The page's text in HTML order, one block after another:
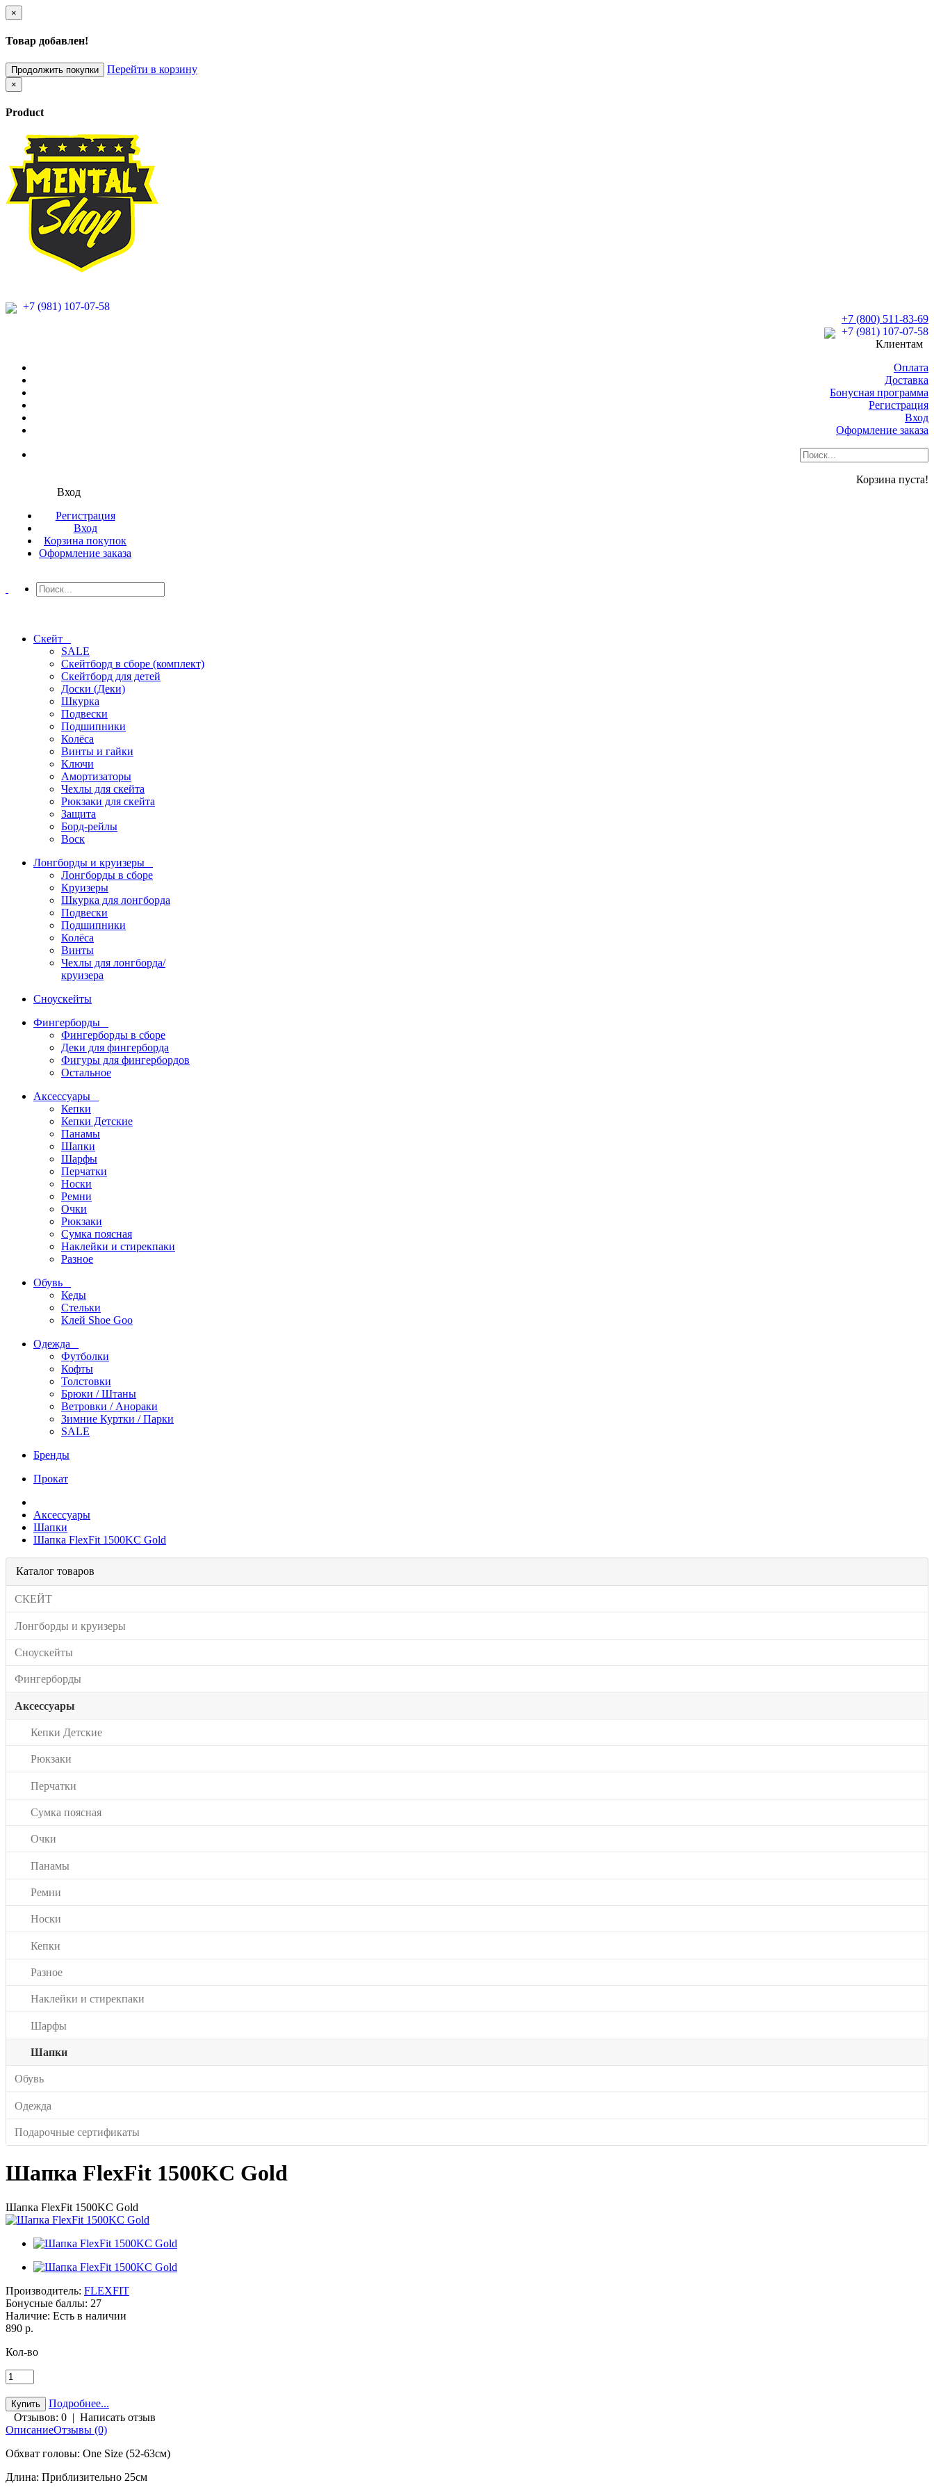
×
Товар добавлен!
Продолжить покупки Перейти в корзину
×
Product
+7 (981) 107-07-58
+7 (800) 511-83-69
+7 (981) 107-07-58
Клиентам
Оплата
Доставка
Бонусная программа
Регистрация
Вход
Оформление заказа
Корзина пуста!
Вход
Регистрация
Вход
Корзина покупок
Оформление заказа
Скейт
SALE
Скейтборд в сборе (комплект)
Скейтборд для детей
Доски (Деки)
Шкурка
Подвески
Подшипники
Колёса
Винты и гайки
Ключи
Амортизаторы
Чехлы для скейта
Рюкзаки для скейта
Защита
Борд-рейлы
Воск
Лонгборды и круизеры
Лонгборды в сборе
Круизеры
Шкурка для лонгборда
Подвески
Подшипники
Колёса
Винты
Чехлы для лонгборда/
круизера
Сноускейты
Фингерборды
Фингерборды в сборе
Деки для фингерборда
Фигуры для фингербордов
Остальное
Аксессуары
Кепки
Кепки Детские
Панамы
Шапки
Шарфы
Перчатки
Носки
Ремни
Очки
Рюкзаки
Сумка поясная
Наклейки и стирекпаки
Разное
Обувь
Кеды
Стельки
Клей Shoe Goo
Одежда
Футболки
Кофты
Толстовки
Брюки / Штаны
Ветровки / Анораки
Зимние Куртки / Парки
SALE
Бренды
Прокат
Аксессуары
Шапки
Шапка FlexFit 1500KC Gold
Каталог товаров
СКЕЙТ
Лонгборды и круизеры
Сноускейты
Фингерборды
Аксессуары
Кепки Детские
Рюкзаки
Перчатки
Сумка поясная
Очки
Панамы
Ремни
Носки
Кепки
Разное
Наклейки и стирекпаки
Шарфы
Шапки
Обувь
Одежда
Подарочные сертификаты
Шапка FlexFit 1500KC Gold
Шапка FlexFit 1500KC Gold
Производитель: FLEXFIT
Бонусные баллы: 27
Наличие: Есть в наличии
890 р.
Кол-во
Подробнее...
Отзывов: 0 | Написать отзыв
ОписаниеОтзывы (0)
Обхват головы: One Size (52-63см)
Длина: Приблизительно 25см